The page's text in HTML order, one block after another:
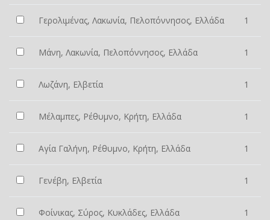
Γερολιμένας, Λακωνία, Πελοπόννησος, Ελλάδα 1
Μάνη, Λακωνία, Πελοπόννησος, Ελλάδα 1
Λωζάνη, Ελβετία 1
Μέλαμπες, Ρέθυμνο, Κρήτη, Ελλάδα 1
Αγία Γαλήνη, Ρέθυμνο, Κρήτη, Ελλάδα 1
Γενέβη, Ελβετία 1
Φοίνικας, Σύρος, Κυκλάδες, Ελλάδα 1